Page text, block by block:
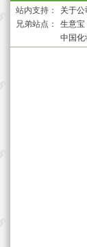
站内支持： 关于公
兄弟站点：
生意宝
中国化